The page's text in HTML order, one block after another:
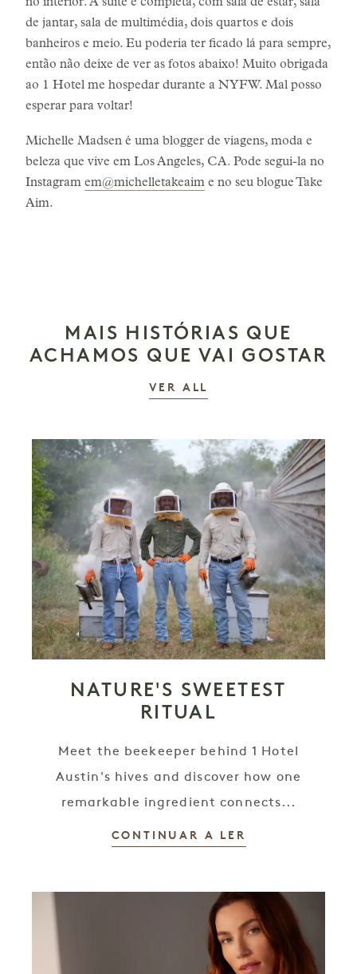
no interior. A suíte é completa, com sala de estar, sala
de jantar, sala de multimédia, dois quartos e dois
banheiros e meio. Eu poderia ter ficado lá para sempre,
então não deixe de ver as fotos abaixo! Muito obrigada
ao 1 Hotel me hospedar durante a NYFW. Mal posso
esperar para voltar!
Michelle Madsen é uma blogger de viagens, moda e
beleza que vive em Los Angeles, CA. Pode segui-la no
Instagram em@michelletakeaim e no seu blogue Take
Aim.
MAIS HISTÓRIAS QUE
ACHAMOS QUE VAI GOSTAR
VER ALL
NATURE'S SWEETEST
RITUAL
Meet the beekeeper behind 1 Hotel
Austin's hives and discover how one
remarkable ingredient connects...
CONTINUAR A LER